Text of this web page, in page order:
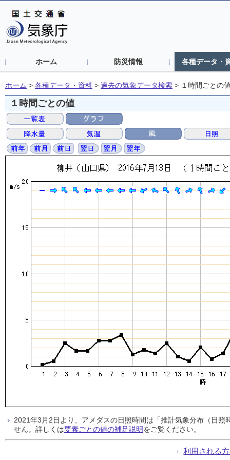
ホーム 防災情報 各種データ・
ホーム > 各種データ・資料 > 過去の気象データ検索 > １時間ごとの
１時間ごとの値
2021年3月2日より、アメダスの日照時間は「推計気象分布（日
せん。詳しくは要素ごとの値の補足説明をご覧ください。
利用される